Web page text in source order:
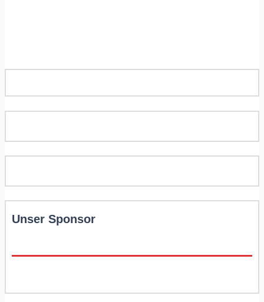
Unser Sponsor